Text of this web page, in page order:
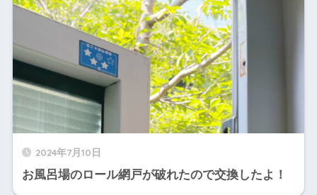
2024年7月10日
お風呂場のロール網戸が破れたので交換したよ！